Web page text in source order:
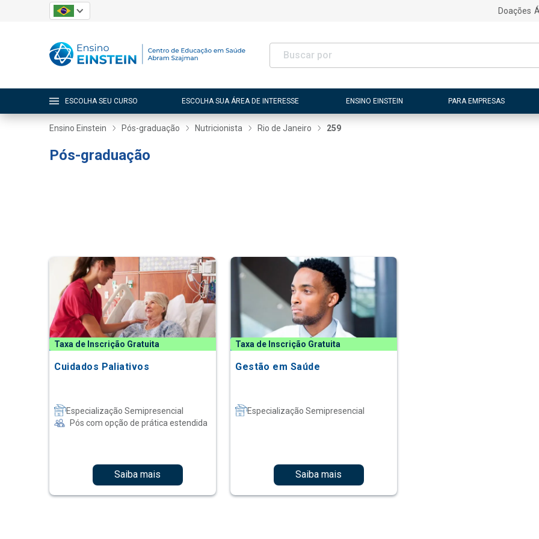
Doações
ESCOLHA SEU CURSO ESCOLHA SUA ÁREA DE INTERESSE ENSINO EINSTEIN PARA EMPRESAS
Ensino Einstein Pós-graduação Nutricionista Rio de Janeiro 259
Pós-graduação
Taxa de Inscrição Gratuita
Cuidados Paliativos
Especialização Semipresencial
Pós com opção de prática estendida
Saiba mais
Taxa de Inscrição Gratuita
Gestão em Saúde
Especialização Semipresencial
Saiba mais